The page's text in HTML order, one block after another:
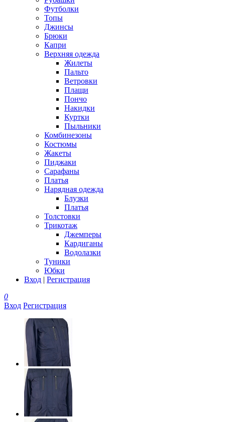
Футболки
Топы
Джинсы
Брюки
Капри
Верхняя одежда
Жилеты
Пальто
Ветровки
Плащи
Пончо
Накидки
Куртки
Пыльники
Комбинезоны
Костюмы
Жакеты
Пиджаки
Сарафаны
Платья
Нарядная одежда
Блузки
Платья
Толстовки
Трикотаж
Джемперы
Кардиганы
Водолазки
Туники
Юбки
Вход | Регистрация
0
Вход Регистрация